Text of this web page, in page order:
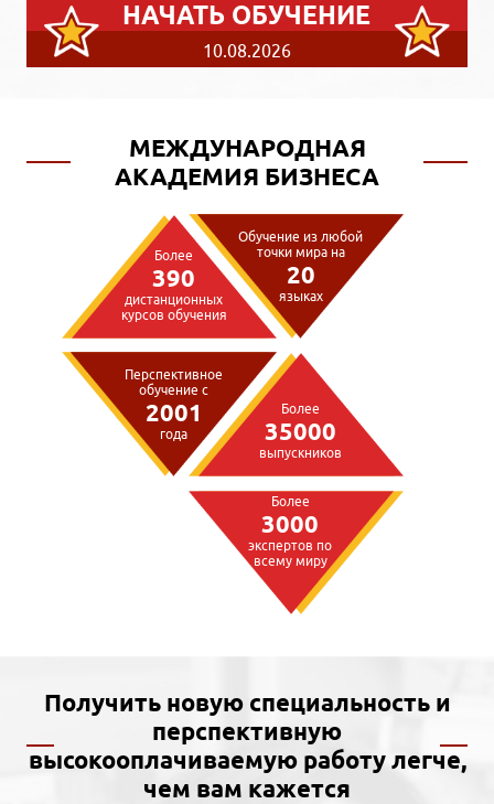
НАЧАТЬ ОБУЧЕНИЕ
10.08.2026
МЕЖДУНАРОДНАЯ
АКАДЕМИЯ БИЗНЕСА
Более
390
дистанционных
курсов обучения
Обучение из любой
точки мира на
20
языках
Более
3000
экспертов по
всему миру
Перспективное
обучение с
2001
года
Более
35000
выпускников
Получить новую специальность и
перспективную
высокооплачиваемую работу легче,
чем вам кажется